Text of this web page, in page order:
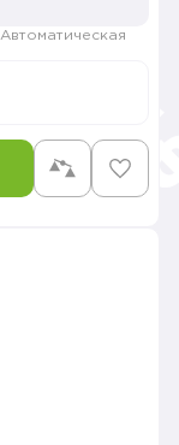
Автоматическая